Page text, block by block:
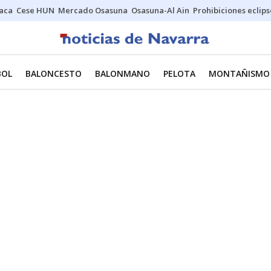
Cese HUN Mercado Osasuna Osasuna-Al Ain Prohibiciones
BALONCESTO BALONMANO PELOTA MONTAÑISMO